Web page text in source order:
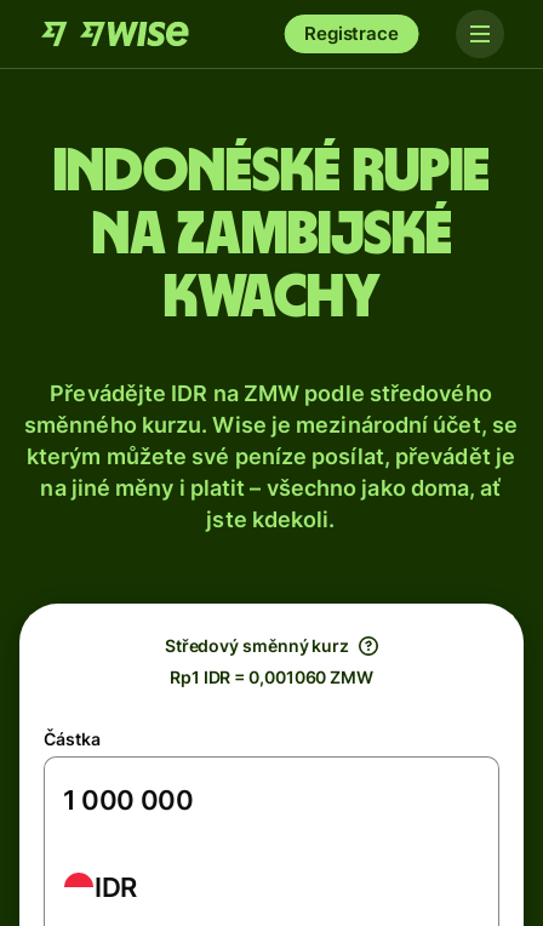
Registrace
Indonéské rupie
na zambijské
kwachy
Převádějte IDR na ZMW podle středového
směnného kurzu. Wise je mezinárodní účet, se
kterým můžete své peníze posílat, převádět je
na jiné měny i platit – všechno jako doma, ať
jste kdekoli.
Středový směnný kurz
Rp1 IDR = 0,001060 ZMW
Částka
IDR